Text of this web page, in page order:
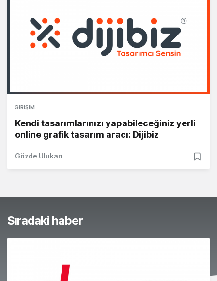
GIRIŞIM
Kendi tasarımlarınızı yapabileceğiniz yerli
online grafik tasarım aracı: Dijibiz
Gözde Ulukan
Sıradaki haber